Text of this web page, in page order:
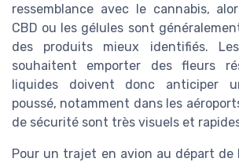
ressemblance avec le cannabis,
CBD ou les gélules sont
des produits mieux identifiés.
souhaitent emporter des fleurs
liquides doivent donc anticiper
poussé, notamment dans les
de sécurité sont très visuels et
Pour un trajet en avion au départ de